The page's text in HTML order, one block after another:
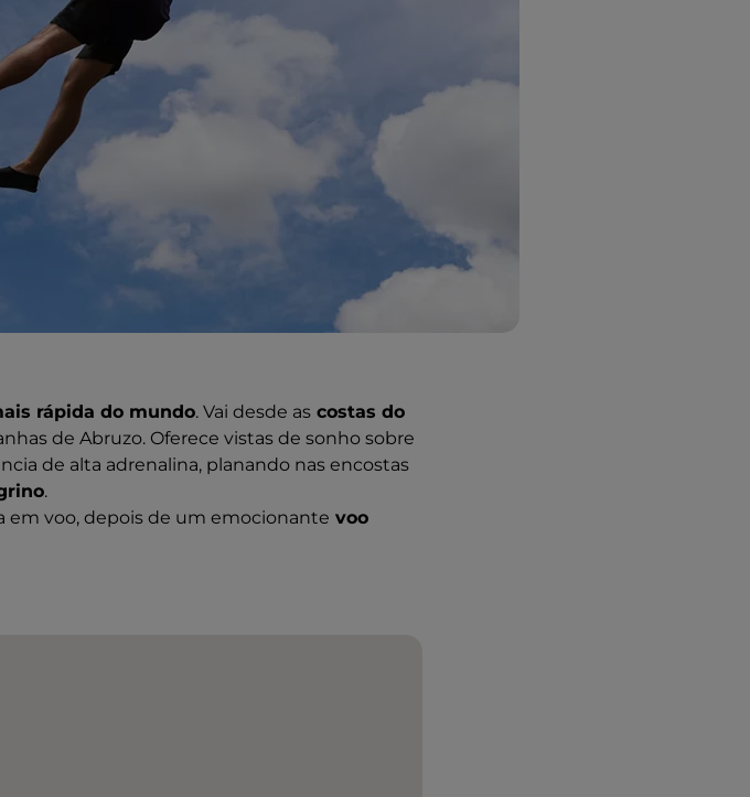
rápida do mundo. Vai desde as costas do
de Abruzo. Oferece vistas de sonho sobre
de alta adrenalina, planando nas encostas
.
em voo, depois de um emocionante voo